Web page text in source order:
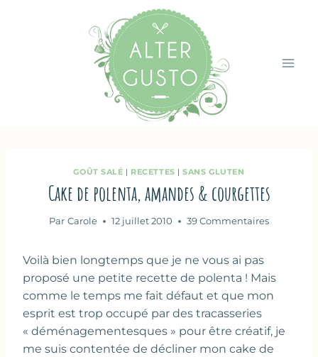
GOÛT SALÉ | RECETTES |SANS GLUTEN
Cake de polenta, amandes & courgettes
Par Carole 12 juillet 2010 39 Commentaires
Voilà bien longtemps que je ne vous ai pas
proposé une petite recette de polenta ! Mais
comme le temps me fait défaut et que mon
esprit est trop occupé par des tracasseries
« déménagementesques » pour être créatif, je
me suis contentée de décliner mon cake de